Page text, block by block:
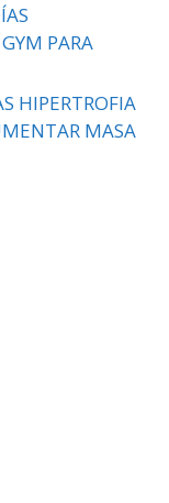
PARA
HIPERTROFIA
MASA